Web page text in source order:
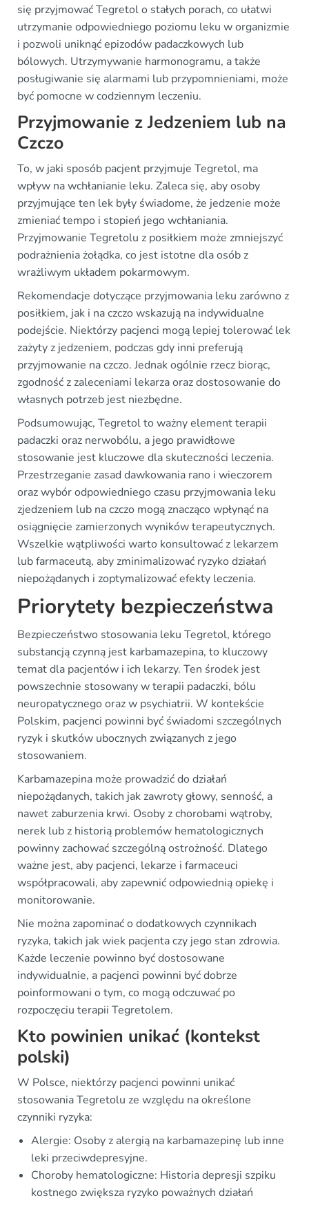
się przyjmować Tegretol o stałych porach, co ułatwi
utrzymanie odpowiedniego poziomu leku w organizmie
i pozwoli uniknąć epizodów padaczkowych lub
bólowych. Utrzymywanie harmonogramu, a także
posługiwanie się alarmami lub przypomnieniami, może
być pomocne w codziennym leczeniu.
Przyjmowanie z Jedzeniem lub na
Czczo
To, w jaki sposób pacjent przyjmuje Tegretol, ma
wpływ na wchłanianie leku. Zaleca się, aby osoby
przyjmujące ten lek były świadome, że jedzenie może
zmieniać tempo i stopień jego wchłaniania.
Przyjmowanie Tegretolu z posiłkiem może zmniejszyć
podrażnienia żołądka, co jest istotne dla osób z
wrażliwym układem pokarmowym.
Rekomendacje dotyczące przyjmowania leku zarówno z
posiłkiem, jak i na czczo wskazują na indywidualne
podejście. Niektórzy pacjenci mogą lepiej tolerować lek
zażyty z jedzeniem, podczas gdy inni preferują
przyjmowanie na czczo. Jednak ogólnie rzecz biorąc,
zgodność z zaleceniami lekarza oraz dostosowanie do
własnych potrzeb jest niezbędne.
Podsumowując, Tegretol to ważny element terapii
padaczki oraz nerwobólu, a jego prawidłowe
stosowanie jest kluczowe dla skuteczności leczenia.
Przestrzeganie zasad dawkowania rano i wieczorem
oraz wybór odpowiedniego czasu przyjmowania leku
zjedzeniem lub na czczo mogą znacząco wpłynąć na
osiągnięcie zamierzonych wyników terapeutycznych.
Wszelkie wątpliwości warto konsultować z lekarzem
lub farmaceutą, aby zminimalizować ryzyko działań
niepożądanych i zoptymalizować efekty leczenia.
Priorytety bezpieczeństwa
Bezpieczeństwo stosowania leku Tegretol, którego
substancją czynną jest karbamazepina, to kluczowy
temat dla pacjentów i ich lekarzy. Ten środek jest
powszechnie stosowany w terapii padaczki, bólu
neuropatycznego oraz w psychiatrii. W kontekście
Polskim, pacjenci powinni być świadomi szczególnych
ryzyk i skutków ubocznych związanych z jego
stosowaniem.
Karbamazepina może prowadzić do działań
niepożądanych, takich jak zawroty głowy, senność, a
nawet zaburzenia krwi. Osoby z chorobami wątroby,
nerek lub z historią problemów hematologicznych
powinny zachować szczególną ostrożność. Dlatego
ważne jest, aby pacjenci, lekarze i farmaceuci
współpracowali, aby zapewnić odpowiednią opiekę i
monitorowanie.
Nie można zapominać o dodatkowych czynnikach
ryzyka, takich jak wiek pacjenta czy jego stan zdrowia.
Każde leczenie powinno być dostosowane
indywidualnie, a pacjenci powinni być dobrze
poinformowani o tym, co mogą odczuwać po
rozpoczęciu terapii Tegretolem.
Kto powinien unikać (kontekst
polski)
W Polsce, niektórzy pacjenci powinni unikać
stosowania Tegretolu ze względu na określone
czynniki ryzyka:
Alergie: Osoby z alergią na karbamazepinę lub inne
leki przeciwdepresyjne.
Choroby hematologiczne: Historia depresji szpiku
kostnego zwiększa ryzyko poważnych działań